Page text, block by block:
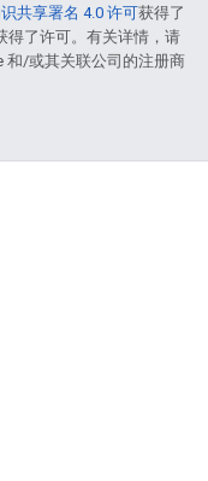
共享署名 4.0 许可获得了
得了许可。有关详情，请
和/或其关联公司的注册商